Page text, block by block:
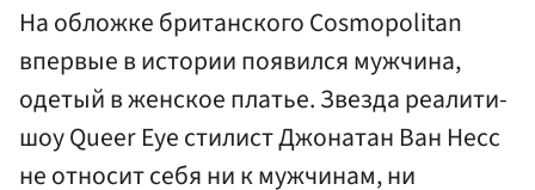
На обложке британского Cosmopolitan
впервые в истории появился мужчина,
одетый в женское платье. Звезда реалити-
шоу Queer Eye стилист Джонатан Ван Несс
не относит себя ни к мужчинам, ни